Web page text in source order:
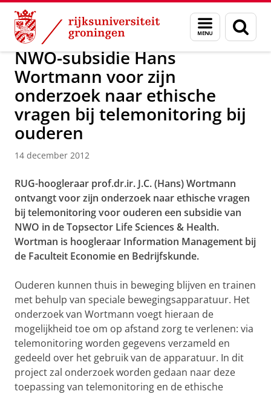
Skip
Content
Skip
Navigation
Menu
en
zoeken
Over ons Actueel Nieuws Nieuwsberichten
NWO-subsidie Hans
Wortmann voor zijn
onderzoek naar ethische
vragen bij telemonitoring bij
ouderen
14 december 2012
RUG-hoogleraar prof.dr.ir. J.C. (Hans) Wortmann
ontvangt voor zijn onderzoek naar ethische vragen
bij telemonitoring voor ouderen een subsidie van
NWO in de Topsector Life Sciences & Health.
Wortman is hoogleraar Information Management bij
de Faculteit Economie en Bedrijfskunde.
Ouderen kunnen thuis in beweging blijven en trainen
met behulp van speciale bewegingsapparatuur. Het
onderzoek van Wortmann voegt hieraan de
mogelijkheid toe om op afstand zorg te verlenen: via
telemonitoring worden gegevens verzameld en
gedeeld over het gebruik van de apparatuur. In dit
project zal onderzoek worden gedaan naar deze
toepassing van telemonitoring en de ethische